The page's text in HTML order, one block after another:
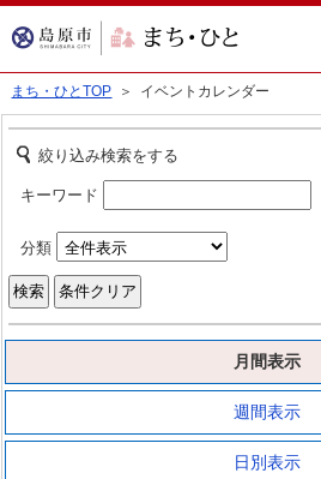
まち・ひとTOP ＞ イベントカレンダー
絞り込み検索をする
キーワード
分類
月間表示
週間表示
日別表示